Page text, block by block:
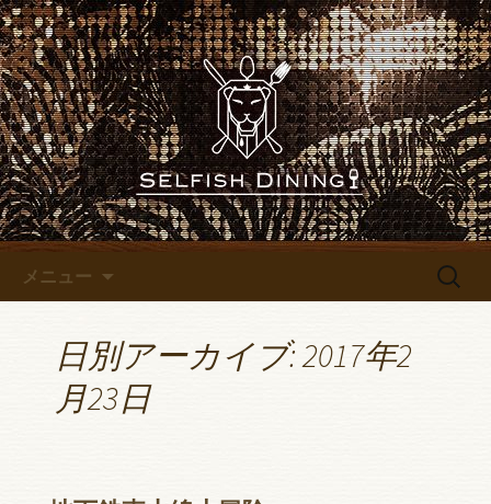
名古屋錦にあるレストランバ
ー「SELFISH DINING～セルフ
ィッシュダイニング～」のブ
ログ
名古屋錦にあるレストランバー
「SELFISH DINING～セルフィッシュダイ
ニング～」のブログです
メニュー
検
日別アーカイブ: 2017年2
月23日